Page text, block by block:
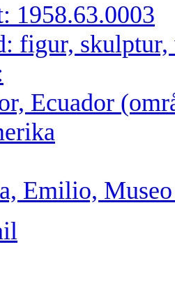
1958.63.0003
figur,
Ecuador
Emilio,